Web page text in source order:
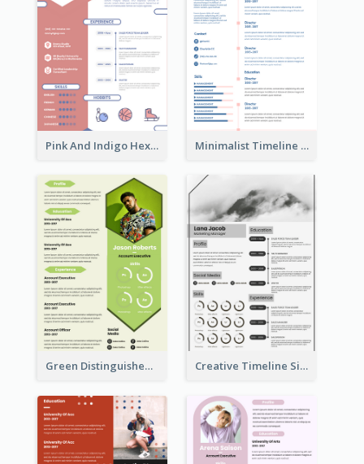
Pink And Indigo Hexagonal Resume Design Template Minimalist Timeline Medical Student Resume
Green Distinguished Resume Creative Timeline Simple Resume